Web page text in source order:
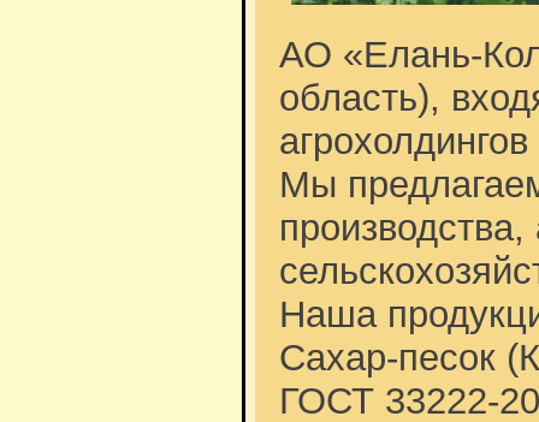
АО «Елань-
область),
Мы
Наша
Сахар-песок
ГОСТ 33222-